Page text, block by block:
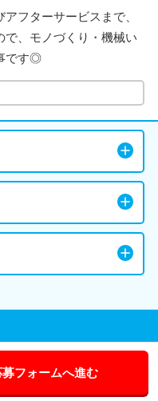
フターサービスまで、
、モノづくり・機械い
です◎
フォームへ進む